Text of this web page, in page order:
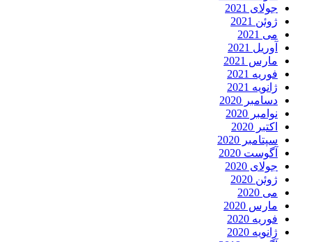
جولای 2021
ژوئن 2021
می 2021
آوریل 2021
مارس 2021
فوریه 2021
ژانویه 2021
دسامبر 2020
نوامبر 2020
اکتبر 2020
سپتامبر 2020
آگوست 2020
جولای 2020
ژوئن 2020
می 2020
مارس 2020
فوریه 2020
ژانویه 2020